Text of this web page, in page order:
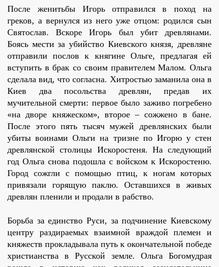
После женитьбы Игорь отправился в поход на
греков, а вернулся из него уже отцом: родился сын
Святослав. Вскоре Игорь был убит древлянами.
Боясь мести за убийство Киевского князя, древляне
отправили послов к княгине Ольге, предлагая ей
вступить в брак со своим правителем Малом. Ольга
сделала вид, что согласна. Хитростью заманила она в
Киев два посольства древлян, предав их
мучительной смерти: первое было заживо погребено
«на дворе княжеском», второе – сожжено в бане.
После этого пять тысяч мужей древлянских были
убиты воинами Ольги на тризне по Игорю у стен
древлянской столицы Искоростеня. На следующий
год Ольга снова подошла с войском к Искоростеню.
Город сожгли с помощью птиц, к ногам которых
привязали горящую паклю. Оставшихся в живых
древлян пленили и продали в рабство.
Борьба за единство Руси, за подчинение Киевскому
центру раздираемых взаимной враждой племен и
княжеств прокладывала путь к окончательной победе
христианства в Русской земле. Ольга Богомудрая